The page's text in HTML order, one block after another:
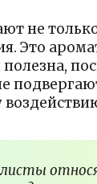
не
Это
полезна,